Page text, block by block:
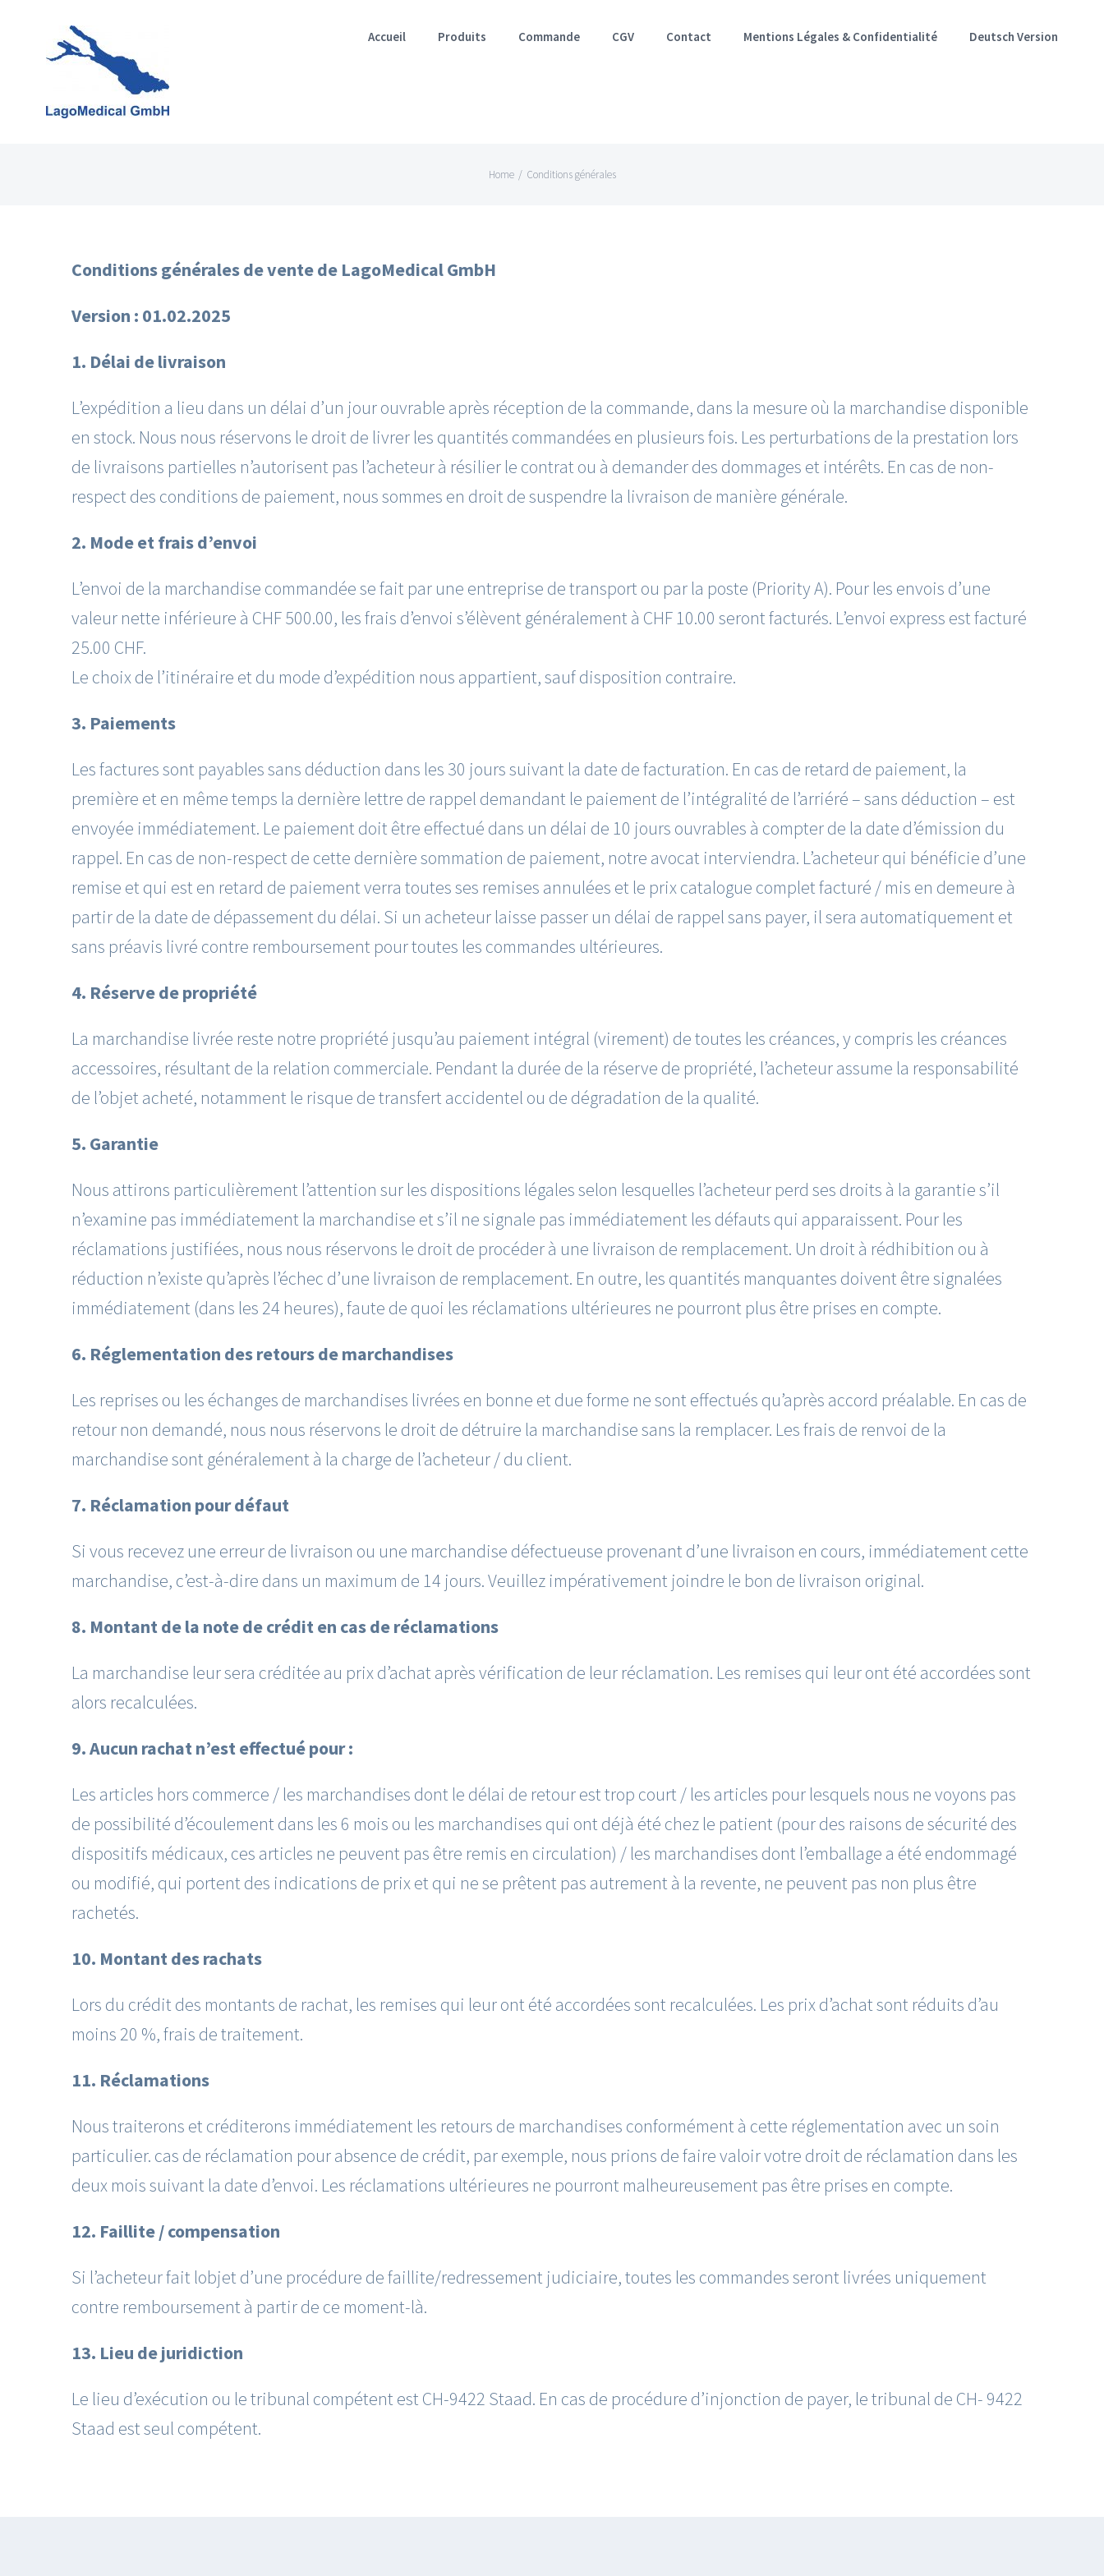
Accueil Produits Commande CGV Contact Mentions Légales & Confidentialité Deutsch Version
Home / Conditions générales
Conditions générales de vente de LagoMedical GmbH
Version : 01.02.2025
1. Délai de livraison
L’expédition a lieu dans un délai d’un jour ouvrable après réception de la commande, dans la mesure où la marchandise disponible
en stock. Nous nous réservons le droit de livrer les quantités commandées en plusieurs fois. Les perturbations de la prestation lors
de livraisons partielles n’autorisent pas l’acheteur à résilier le contrat ou à demander des dommages et intérêts. En cas de non-
respect des conditions de paiement, nous sommes en droit de suspendre la livraison de manière générale.
2. Mode et frais d’envoi
L’envoi de la marchandise commandée se fait par une entreprise de transport ou par la poste (Priority A). Pour les envois d’une
valeur nette inférieure à CHF 500.00, les frais d’envoi s’élèvent généralement à CHF 10.00 seront facturés. L’envoi express est facturé
25.00 CHF.
Le choix de l’itinéraire et du mode d’expédition nous appartient, sauf disposition contraire.
3. Paiements
Les factures sont payables sans déduction dans les 30 jours suivant la date de facturation. En cas de retard de paiement, la
première et en même temps la dernière lettre de rappel demandant le paiement de l’intégralité de l’arriéré – sans déduction – est
envoyée immédiatement. Le paiement doit être effectué dans un délai de 10 jours ouvrables à compter de la date d’émission du
rappel. En cas de non-respect de cette dernière sommation de paiement, notre avocat interviendra. L’acheteur qui bénéficie d’une
remise et qui est en retard de paiement verra toutes ses remises annulées et le prix catalogue complet facturé / mis en demeure à
partir de la date de dépassement du délai. Si un acheteur laisse passer un délai de rappel sans payer, il sera automatiquement et
sans préavis livré contre remboursement pour toutes les commandes ultérieures.
4. Réserve de propriété
La marchandise livrée reste notre propriété jusqu’au paiement intégral (virement) de toutes les créances, y compris les créances
accessoires, résultant de la relation commerciale. Pendant la durée de la réserve de propriété, l’acheteur assume la responsabilité
de l’objet acheté, notamment le risque de transfert accidentel ou de dégradation de la qualité.
5. Garantie
Nous attirons particulièrement l’attention sur les dispositions légales selon lesquelles l’acheteur perd ses droits à la garantie s’il
n’examine pas immédiatement la marchandise et s’il ne signale pas immédiatement les défauts qui apparaissent. Pour les
réclamations justifiées, nous nous réservons le droit de procéder à une livraison de remplacement. Un droit à rédhibition ou à
réduction n’existe qu’après l’échec d’une livraison de remplacement. En outre, les quantités manquantes doivent être signalées
immédiatement (dans les 24 heures), faute de quoi les réclamations ultérieures ne pourront plus être prises en compte.
6. Réglementation des retours de marchandises
Les reprises ou les échanges de marchandises livrées en bonne et due forme ne sont effectués qu’après accord préalable. En cas de
retour non demandé, nous nous réservons le droit de détruire la marchandise sans la remplacer. Les frais de renvoi de la
marchandise sont généralement à la charge de l’acheteur / du client.
7. Réclamation pour défaut
Si vous recevez une erreur de livraison ou une marchandise défectueuse provenant d’une livraison en cours, immédiatement cette
marchandise, c’est-à-dire dans un maximum de 14 jours. Veuillez impérativement joindre le bon de livraison original.
8. Montant de la note de crédit en cas de réclamations
La marchandise leur sera créditée au prix d’achat après vérification de leur réclamation. Les remises qui leur ont été accordées sont
alors recalculées.
9. Aucun rachat n’est effectué pour :
Les articles hors commerce / les marchandises dont le délai de retour est trop court / les articles pour lesquels nous ne voyons pas
de possibilité d’écoulement dans les 6 mois ou les marchandises qui ont déjà été chez le patient (pour des raisons de sécurité des
dispositifs médicaux, ces articles ne peuvent pas être remis en circulation) / les marchandises dont l’emballage a été endommagé
ou modifié, qui portent des indications de prix et qui ne se prêtent pas autrement à la revente, ne peuvent pas non plus être
rachetés.
10. Montant des rachats
Lors du crédit des montants de rachat, les remises qui leur ont été accordées sont recalculées. Les prix d’achat sont réduits d’au
moins 20 %, frais de traitement.
11. Réclamations
Nous traiterons et créditerons immédiatement les retours de marchandises conformément à cette réglementation avec un soin
particulier. cas de réclamation pour absence de crédit, par exemple, nous prions de faire valoir votre droit de réclamation dans les
deux mois suivant la date d’envoi. Les réclamations ultérieures ne pourront malheureusement pas être prises en compte.
12. Faillite / compensation
Si l’acheteur fait lobjet d’une procédure de faillite/redressement judiciaire, toutes les commandes seront livrées uniquement
contre remboursement à partir de ce moment-là.
13. Lieu de juridiction
Le lieu d’exécution ou le tribunal compétent est CH-9422 Staad. En cas de procédure d’injonction de payer, le tribunal de CH- 9422
Staad est seul compétent.